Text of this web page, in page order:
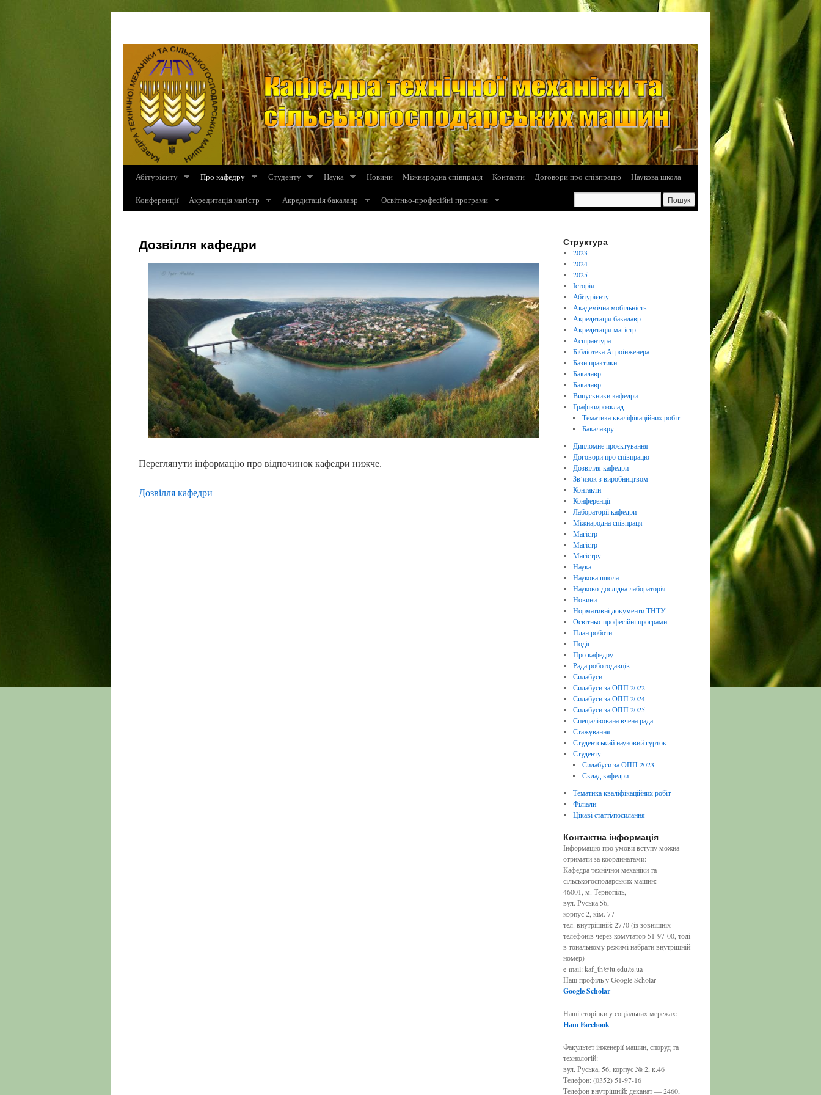
Абітурієнту Про кафедру Студенту Наука Новини Міжнародна співпраця Контакти Договори про співпрацю Наукова школа
Конференції Акредитація магістр Акредитація бакалавр Освітньо-професійні програми
Дозвілля кафедри
Переглянути інформацію про відпочинок кафедри нижче.
Дозвілля кафедри
Структура
2023
2024
2025
Історія
Абітурієнту
Академічна мобільність
Акредитація бакалавр
Акредитація магістр
Аспірантура
Бібліотека Агроінженера
Бази практики
Бакалавр
Бакалавр
Випускники кафедри
Графіки/розклад
Тематика кваліфікаційних робіт
Бакалавру
Дипломне проєктування
Договори про співпрацю
Дозвілля кафедри
Зв’язок з виробництвом
Контакти
Конференції
Лабораторії кафедри
Міжнародна співпраця
Магістр
Магістр
Магістру
Наука
Наукова школа
Науково-дослідна лабораторія
Новини
Нормативні документи ТНТУ
Освітньо-професійні програми
План роботи
Події
Про кафедру
Рада роботодавців
Силабуси
Силабуси за ОПП 2022
Силабуси за ОПП 2024
Силабуси за ОПП 2025
Спеціалізована вчена рада
Стажування
Студентський науковий гурток
Студенту
Силабуси за ОПП 2023
Склад кафедри
Тематика кваліфікаційних робіт
Філіали
Цікаві статті/посилання
Контактна інформація
Інформацію про умови вступу можна
отримати за координатами:
Кафедра технічної механіки та
сільськогосподарських машин:
46001, м. Тернопіль,
вул. Руська 56,
корпус 2, кім. 77
тел. внутрішній: 2770 (із зовнішніх
телефонів через комутатор 51-97-00, тоді
в тональному режимі набрати внутрішній
номер)
e-mail: kaf_th@tu.edu.te.ua
Наш профіль у Google Scholar
GoogleScholar
Наші сторінки у соціальних мережах:
НашFacebook
Факультет інженерії машин, споруд та
технологій:
вул. Руська, 56, корпус № 2, к.46
Телефон: (0352) 51-97-16
Телефон внутрішній: деканат — 2460,